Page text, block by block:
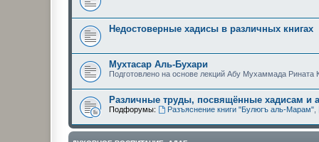
Недостоверные хадисы в различных книгах
Мухтасар Аль-Бухари
Подготовлено на основе лекций Абу Мухаммада Рината
Различные труды, посвящённые хадисам и
Подфорумы: Разъяснение книги "Булюгъ аль-Марам",